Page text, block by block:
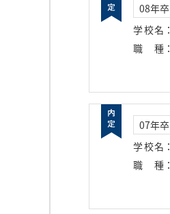
08年卒
学校名 ：
職種 ：
07年卒
学校名 ：
職種 ：